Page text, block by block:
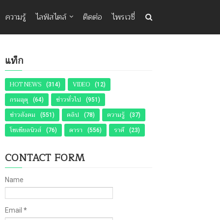
ความรู้ ไลฟ์สไตล์ ติดต่อ ไพรเวซี่
แท็ก
HOT NEWS (314) VIDEO (12)
กรมอุตุ (64) ข่าวทั่วไป (951)
ข่าวสังคม (551) คลิป (78) ความรู้ (37)
โซเชียลนิวส์ (76) ดารา (556) ราศี (23)
CONTACT FORM
Name
Email *